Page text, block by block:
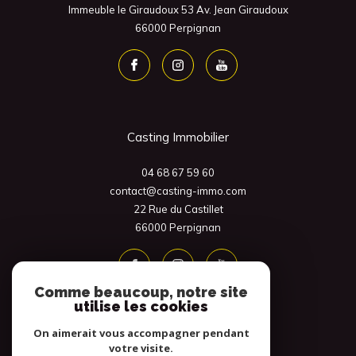
Immeuble le Giraudoux 53 Av. Jean Giraudoux
66000
Perpignan
Casting Immobilier
04 68 67 59 60
contact@casting-immo.com
22 Rue du Castillet
66000
Perpignan
Comme beaucoup, notre site
utilise les cookies
On aimerait vous accompagner pendant
votre visite.